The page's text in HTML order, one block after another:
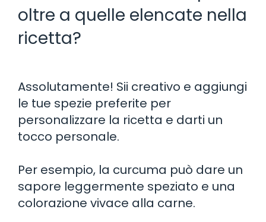
oltre a quelle elencate nella
ricetta?
Assolutamente! Sii creativo e aggiungi
le tue spezie preferite per
personalizzare la ricetta e darti un
tocco personale.
Per esempio, la curcuma può dare un
sapore leggermente speziato e una
colorazione vivace alla carne.